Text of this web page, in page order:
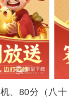
、80分（八十